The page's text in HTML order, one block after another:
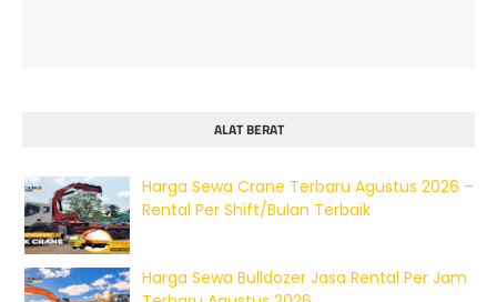
ALAT BERAT
Harga Sewa Crane Terbaru Agustus 2026 –
Rental Per Shift/Bulan Terbaik
Harga Sewa Bulldozer Jasa Rental Per Jam